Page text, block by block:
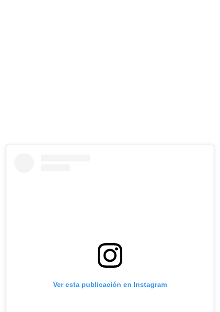
Ver esta publicación en Instagram